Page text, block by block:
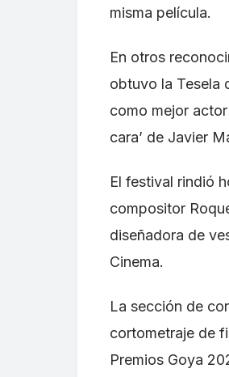
misma película.
En otros
obtuvo la Tesela
como mejor actor
cara’ de Javier
El festival rindió
compositor
diseñadora de
Cinema.
La sección de
cortometraje de
Premios Goya